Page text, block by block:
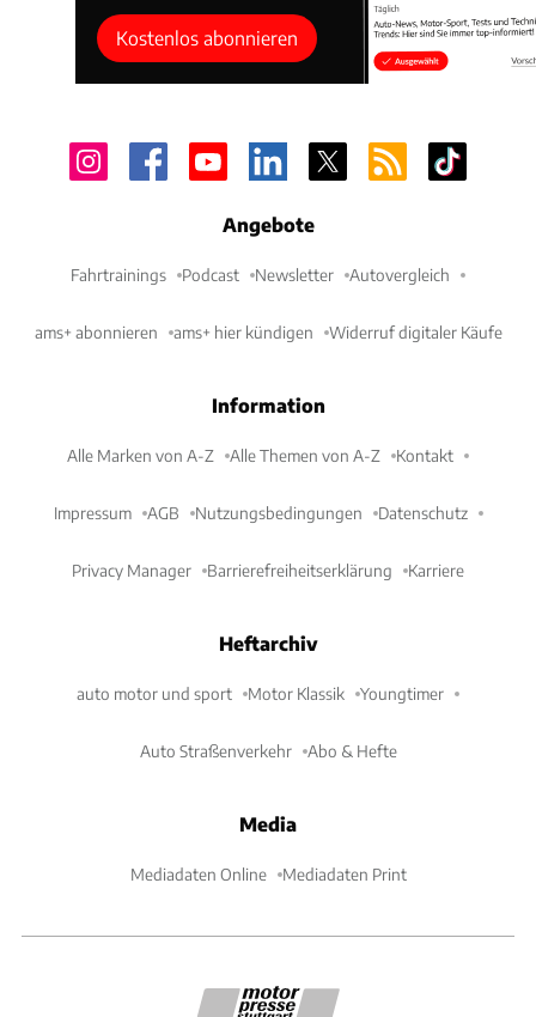
Kostenlos abonnieren
Angebote
Fahrtrainings Podcast Newsletter Autovergleich
ams+ abonnieren ams+ hier kündigen Widerruf digitaler Käufe
Information
Alle Marken von A-Z Alle Themen von A-Z Kontakt
Impressum AGB Nutzungsbedingungen Datenschutz
Privacy Manager Barrierefreiheitserklärung Karriere
Heftarchiv
auto motor und sport Motor Klassik Youngtimer
Auto Straßenverkehr Abo & Hefte
Media
Mediadaten Online Mediadaten Print